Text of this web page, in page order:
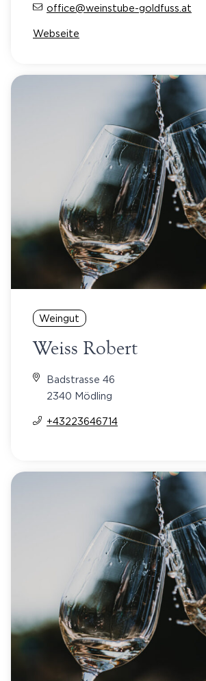
office@weinstube-goldfuss.at
Webseite
Weingut
Weiss Robert
Badstrasse 46
2340 Mödling
+43223646714